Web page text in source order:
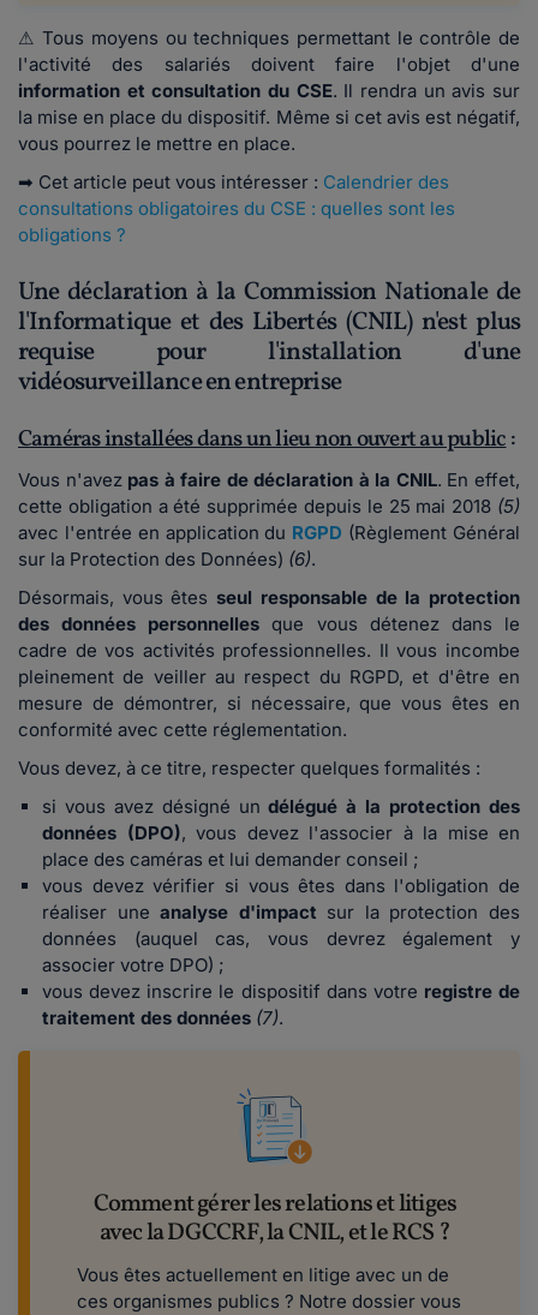
⚠ Tous moyens ou techniques permettant le contrôle de
l'activité des salariés doivent faire l'objet d'une
information et consultation du CSE. Il rendra un avis sur
la mise en place du dispositif. Même si cet avis est négatif,
vous pourrez le mettre en place.
➡ Cet article peut vous intéresser : Calendrier des
consultations obligatoires du CSE : quelles sont les
obligations ?
Une déclaration à la Commission Nationale de
l'Informatique et des Libertés (CNIL) n'est plus
requise pour l'installation d'une
vidéosurveillance en entreprise
Caméras installées dans un lieu non ouvert au public:
Vous n'avezpas à faire de déclaration à la CNIL. En effet,
cette obligation a été supprimée depuis le 25 mai 2018 (5)
avec l'entrée en application du RGPD (Règlement Général
sur la Protection des Données) (6).
Désormais, vous êtes seul responsable de la protection
des données personnelles que vous détenez dans le
cadre de vos activités professionnelles. Il vous incombe
pleinement de veiller au respect du RGPD, et d'être en
mesure de démontrer, si nécessaire, que vous êtes en
conformité avec cette réglementation.
Vous devez, à ce titre, respecter quelques formalités :
si vous avez désigné undélégué à la protection des
données (DPO), vous devez l'associer à la mise en
place des caméras et lui demander conseil ;
vous devez vérifier si vous êtes dans l'obligation de
réaliser uneanalyse d'impact sur la protection des
données (auquel cas, vous devrez également y
associer votre DPO) ;
vous devez inscrire le dispositif dans votre registre de
traitement des données (7).
Comment gérer les relations et litiges
avec la DGCCRF, la CNIL, et le RCS ?
Vous êtes actuellement en litige avec un de
ces organismes publics ? Notre dossier vous